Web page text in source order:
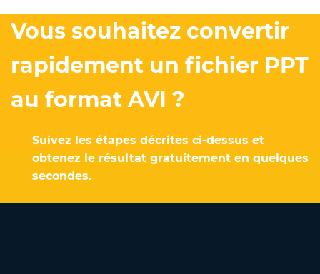
Vous souhaitez convertir
rapidement un fichier PPT
au format AVI ?
Suivez les étapes décrites ci-dessus et
obtenez le résultat gratuitement en quelques
secondes.